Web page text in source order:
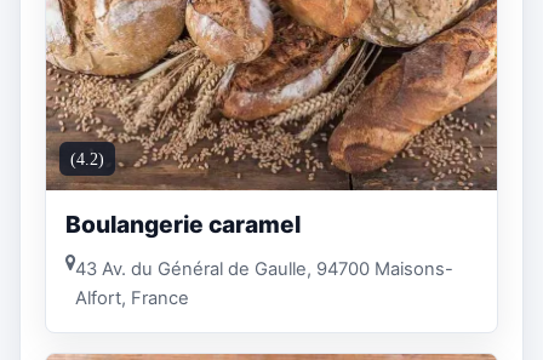
(4.2)
Boulangerie caramel
43 Av. du Général de Gaulle, 94700 Maisons-
Alfort, France